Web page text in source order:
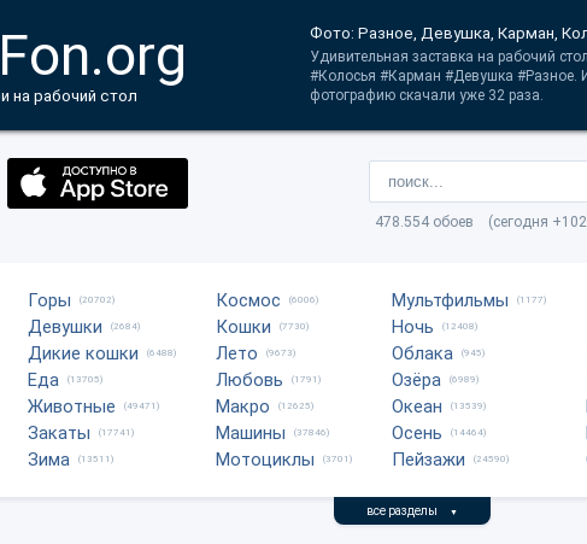
на рабочий стол
Фото: Разное, Девушка, Карман,
Удивительная заставка на рабочий
#Колосья #Карман #Девушка #Разное.
фотографию скачали уже 32 раза.
478.554 обоев (сегодня
Горы (20702)
Девушки (2684)
Дикие кошки (6488)
Еда (13705)
Животные (49471)
Закаты (17741)
Зима (13511)
Космос (6006)
Кошки (7730)
Лето (9673)
Любовь (1791)
Макро (12625)
Машины (37846)
Мотоциклы (3701)
Мультфильмы (1177)
Ночь (12408)
Облака (945)
Озёра (6989)
Океан (13539)
Осень (14464)
Пейзажи (24590)
все разделы ▼